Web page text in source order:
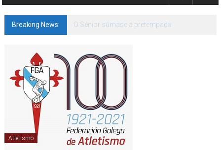
Breaking News: O Sénior súmase á pretempada
Atletismo